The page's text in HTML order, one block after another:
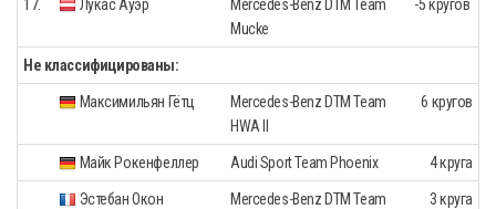
17. Лукас Ауэр
Mercedes-Benz DTM Team
Mucke
-5 кругов
Не классифицированы:
Максимильян Гётц
Mercedes-Benz DTM Team
HWA II
6 кругов
Майк Рокенфеллер Audi Sport Team Phoenix 4 круга
Эстебан Окон
Mercedes-Benz DTM Team
3 круга